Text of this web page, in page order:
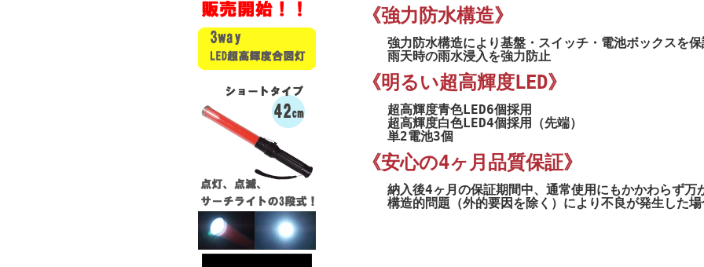
《強力防水構造》
強力防水構造により基盤・スイッチ・電池ボックスを保
雨天時の雨水浸入を強力防止
《明るい超高輝度LED》
超高輝度青色LED6個採用
超高輝度白色LED4個採用（先端）
単2電池3個
《安心の4ヶ月品質保証》
納入後4ヶ月の保証期間中、通常使用にもかかわらず万
構造的問題（外的要因を除く）により不良が発生した場